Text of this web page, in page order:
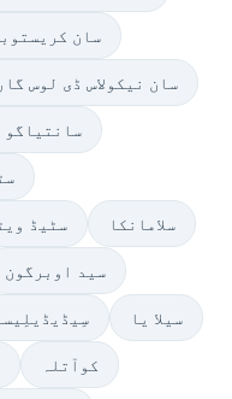
سان
سان نیکولاس ڈی لوس
سانتیاگو
سٹیڈ سلامانکا
سید اوبرگون
سیلا یا
کوآتلہ